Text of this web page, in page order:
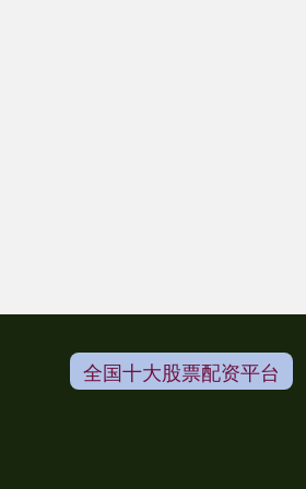
全国十大股票配资平台